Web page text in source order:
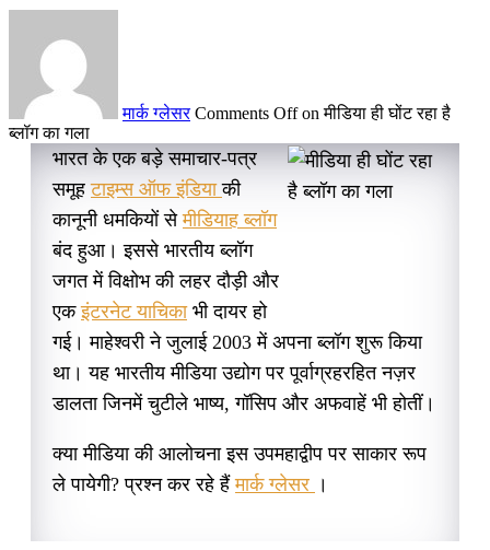
मार्क ग्लेसर Comments Offon मीडिया ही घोंट रहा है
ब्लॉग का गला
भारत के एक बड़े समाचार-पत्र
समूहटाइम्स ऑफ इंडियाकी
कानूनी धमकियों सेमीडियाह ब्लॉग
बंद हुआ। इससे भारतीय ब्लॉग
जगत में विक्षोभ की लहर दौड़ी और
एकइंटरनेट याचिकाभी दायर हो
गई। माहेश्वरी ने जुलाई 2003 में अपना ब्लॉग शुरू किया
था। यह भारतीय मीडिया उद्योग पर पूर्वाग्रहरहित नज़र
डालता जिनमें चुटीले भाष्य, गॉसिप और अफवाहें भी होतीं।
क्या मीडिया की आलोचना इस उपमहाद्वीप पर साकार रूप
ले पायेगी? प्रश्न कर रहे हैंमार्क ग्लेसर ।